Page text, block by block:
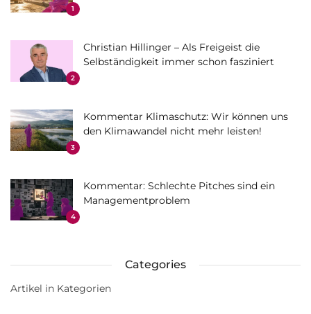
1
2
Christian Hillinger – Als Freigeist die
Selbständigkeit immer schon fasziniert
3
Kommentar Klimaschutz: Wir können uns
den Klimawandel nicht mehr leisten!
4
Kommentar: Schlechte Pitches sind ein
Managementproblem
Categories
Artikel in Kategorien